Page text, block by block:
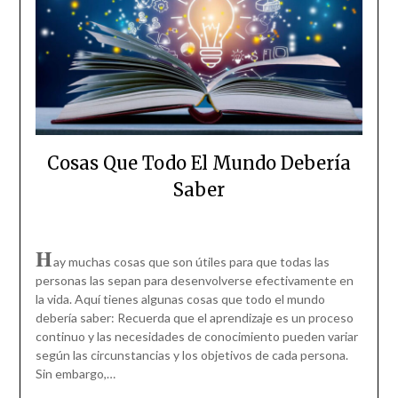
Cosas Que Todo El Mundo Debería
Saber
Hay muchas cosas que son útiles para que todas las
personas las sepan para desenvolverse efectivamente en
la vida. Aquí tienes algunas cosas que todo el mundo
debería saber: Recuerda que el aprendizaje es un proceso
continuo y las necesidades de conocimiento pueden variar
según las circunstancias y los objetivos de cada persona.
Sin embargo,…